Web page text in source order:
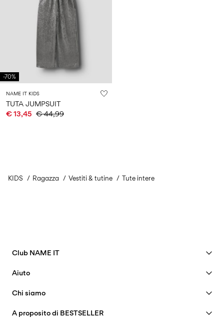
-70%
NAME IT KIDS
TUTA JUMPSUIT
€ 13,45 € 44,99
KIDS Ragazza Vestiti & tutine Tute intere
Club NAME IT
Il mio account
FAQ
Aiuto
Traccia ordine
Chi siamo
A proposito di BESTSELLER